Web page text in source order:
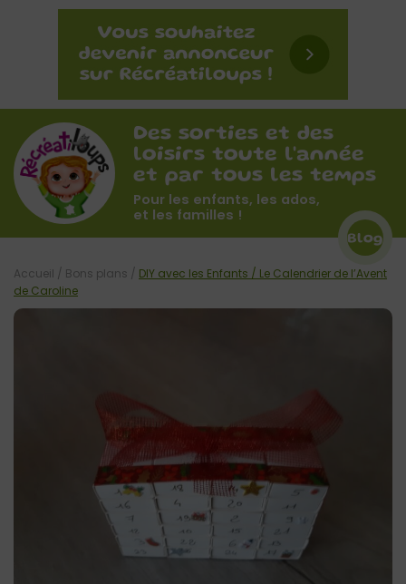
Des sorties et des
loisirs toute l'année
et par tous les temps
Pour les enfants, les ados,
et les familles !
Blog
Accueil / Bons plans / DIY avec les Enfants / Le Calendrier de l’Avent
de Caroline